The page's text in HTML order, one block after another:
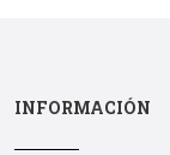
INFORMACIÓN